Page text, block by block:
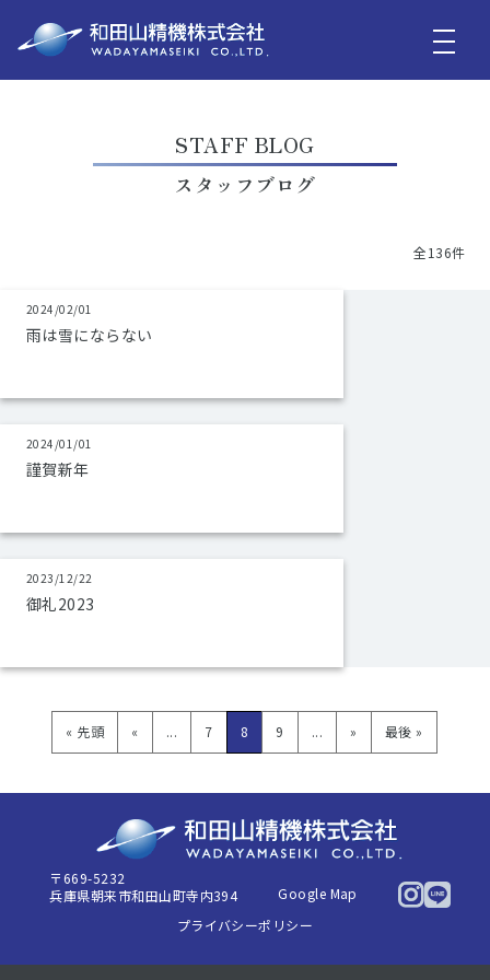
STAFF BLOG
スタッフブログ
全136件
2024/02/01
雨は雪にならない
2024/01/01
謹賀新年
2023/12/22
御礼2023
« 先頭 « ... 7 8 9 ... » 最後 »
〒669-5232
兵庫県朝来市和田山町寺内394
Google Map
プライバシーポリシー